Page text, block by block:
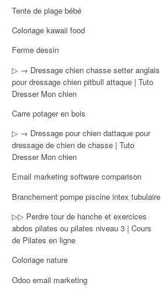
Tente de plage bébé
Coloriage kawaii food
Ferme dessin
▷ → Dressage chien chasse setter anglais
pour dressage chien pitbull attaque | Tuto
Dresser Mon chien
Carre potager en bois
▷ → Dressage pour chien dattaque pour
dressage de chien de chasse | Tuto
Dresser Mon chien
Email marketing software comparison
Branchement pompe piscine intex tubulaire
▷▷ Perdre tour de hanche et exercices
abdos pilates ou pilates niveau 3 | Cours
de Pilates en ligne
Coloriage nature
Odoo email marketing